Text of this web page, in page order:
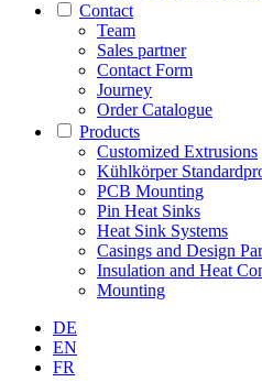
Contact
Team
Sales partner
Contact Form
Journey
Order Catalogue
Products
Customized Extrusions
Kühlkörper
PCB Mounting
Pin Heat Sinks
Heat Sink Systems
Casings and Design
Insulation and Heat
Mounting
DE
EN
FR